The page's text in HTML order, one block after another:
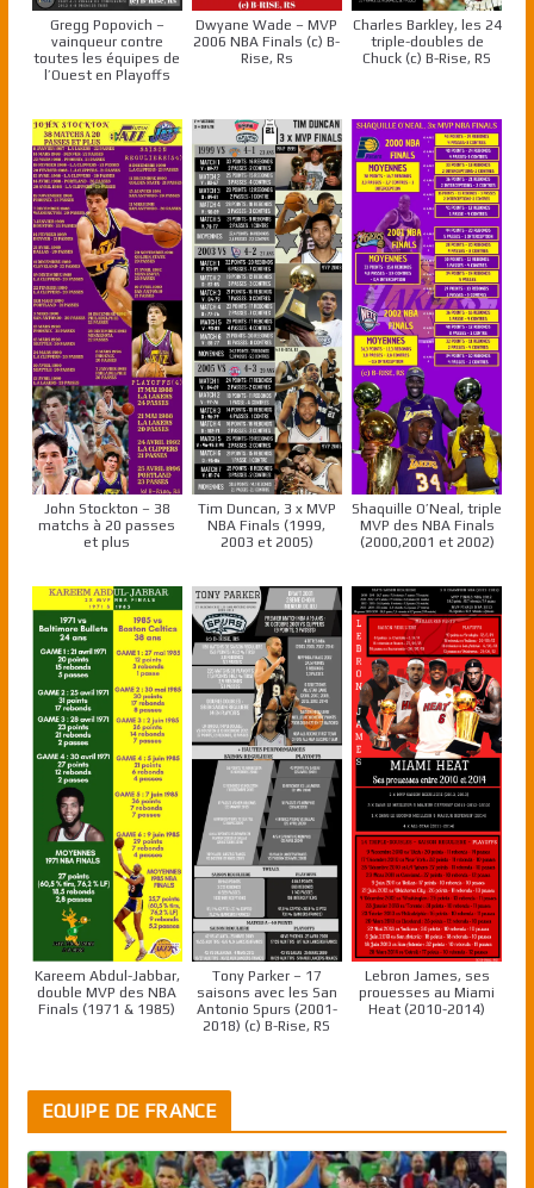
Gregg Popovich –
vainqueur contre
toutes les équipes de
l’Ouest en Playoffs
Dwyane Wade – MVP
2006 NBA Finals (c) B-
Rise, Rs
Charles Barkley, les 24
triple-doubles de
Chuck (c) B-Rise, RS
John Stockton – 38
matchs à 20 passes
et plus
Tim Duncan, 3 x MVP
NBA Finals (1999,
2003 et 2005)
Shaquille O’Neal, triple
MVP des NBA Finals
(2000,2001 et 2002)
Kareem Abdul-Jabbar,
double MVP des NBA
Finals (1971 & 1985)
Tony Parker – 17
saisons avec les San
Antonio Spurs (2001-
2018) (c) B-Rise, RS
Lebron James, ses
prouesses au Miami
Heat (2010-2014)
EQUIPE DE FRANCE